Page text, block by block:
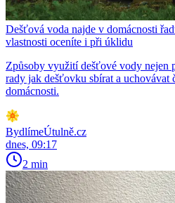
Dešťová voda najde v domácnosti
vlastnosti oceníte i při úklidu
Způsoby využití dešťové vody nejen
rady jak dešťovku sbírat a uchovávat
domácnosti.
BydlímeÚtulně.cz
dnes, 09:17
2 min